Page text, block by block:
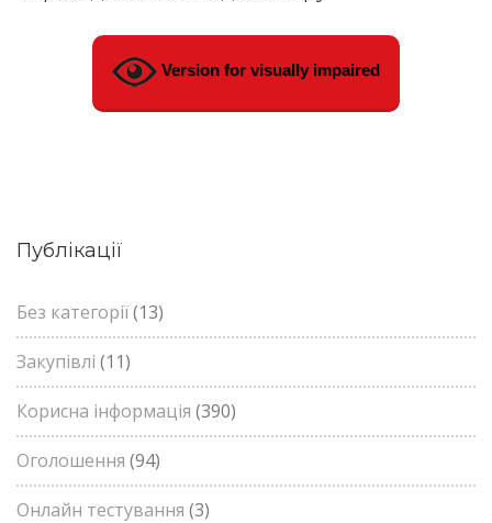
Version for visually impaired
Публікації
Без категорії(13)
Закупівлі (11)
Корисна інформація (390)
Оголошення (94)
Онлайн тестування (3)